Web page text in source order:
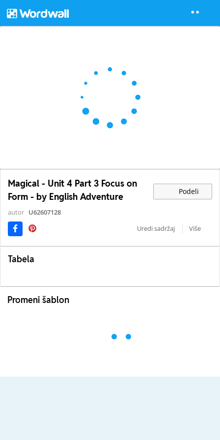
Magical - Unit 4 Part 3 Focus on
Form - by English Adventure
Podeli
autor U62607128
Uredi sadržaj
Više
Tabela
Promeni šablon